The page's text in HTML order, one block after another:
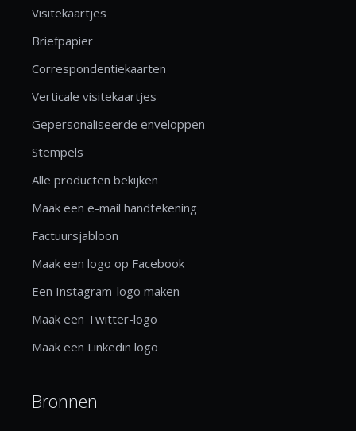
Visitekaartjes
Briefpapier
Correspondentiekaarten
Verticale visitekaartjes
Gepersonaliseerde enveloppen
Stempels
Alle producten bekijken
Maak een e-mail handtekening
Factuursjabloon
Maak een logo op Facebook
Een Instagram-logo maken
Maak een Twitter-logo
Maak een Linkedin logo
Bronnen